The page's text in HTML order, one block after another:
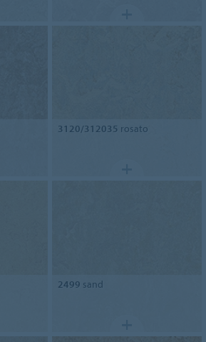
3120/312035 rosato
2499 sand